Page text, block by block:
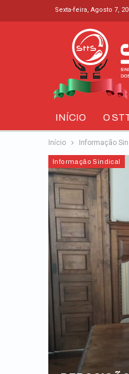
Sexta-feira, Agosto 7,
INÍCIO O
Início Informação
Informação Sindical